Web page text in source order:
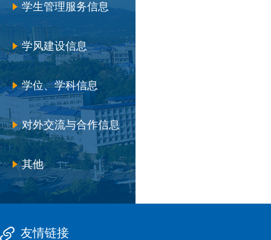
学生管理服务信息
学风建设信息
学位、学科信息
对外交流与合作信息
其他
友情链接